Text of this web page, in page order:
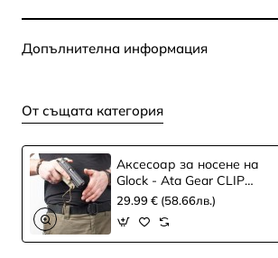
Допълнителна информация
От същата категория
Aксесоар за носене на
Glock - Ata Gear CLIP
Glock 43 -ЧЕРЕН
29.99 € (58.66лв.)